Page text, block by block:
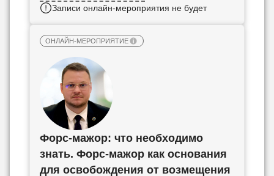
Записи онлайн-мероприятия не будет
ОНЛАЙН-МЕРОПРИЯТИЕ
Форс-мажор: что необходимо
знать. Форс-мажор как основания
для освобождения от возмещения